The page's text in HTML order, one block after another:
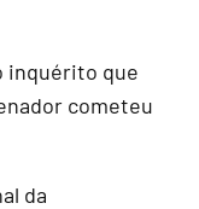
inquérito que
cometeu
da